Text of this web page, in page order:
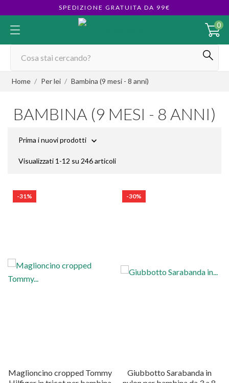
SPEDIZIONE GRATUITA DA 99€
0
Home Per lei Bambina (9 mesi - 8 anni)
BAMBINA (9 MESI - 8 ANNI)
Prima i nuovi prodotti 
Visualizzati 1-12 su 246 articoli
-31%
Maglioncino cropped Tommy
-30%
Giubbotto Sarabanda in